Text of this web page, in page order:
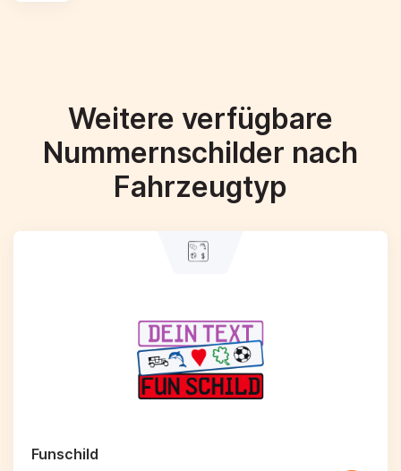
Weitere verfügbare
Nummernschilder nach
Fahrzeugtyp
Funschild